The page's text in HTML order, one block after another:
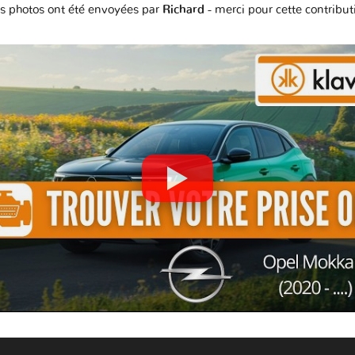
photos ont été envoyées par Richard - merci pour cette